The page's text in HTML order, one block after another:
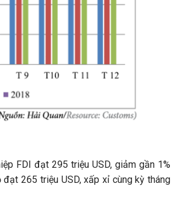
FDI đạt 295 triệu USD, giảm gần 1%
265 triệu USD, xấp xỉ cùng kỳ tháng